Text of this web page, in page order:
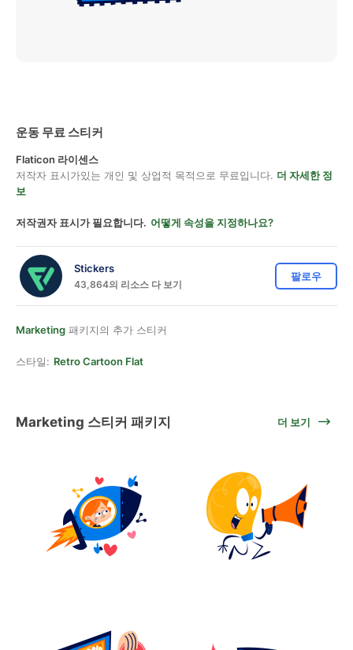
운동 무료 스티커
Flaticon 라이센스
저작자 표시가있는 개인 및 상업적 목적으로 무료입니다. 더 자세한 정
보
저작권자 표시가 필요합니다. 어떻게 속성을 지정하나요?
Stickers
43,864의 리소스 다 보기
팔로우
Marketing 패키지의 추가 스티커
스타일: Retro Cartoon Flat
Marketing 스티커 패키지 더 보기